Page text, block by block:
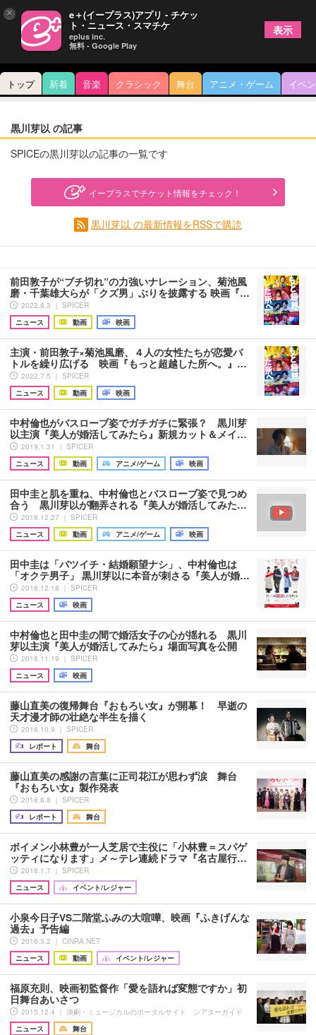
トップ 新着 音楽 クラシック 舞台 アニメ・ゲーム イベ
黒川芽以 の記事
SPICEの黒川芽以の記事の一覧です
イープラスでチケット情報をチェック！
黒川芽以 の最新情報をRSSで購読
前田敦子が“ブチ切れ”の力強いナレーション、菊池風
磨・千葉雄大らが「クズ男」ぶりを披露する 映画『…
2022.8.3 ｜ SPICER
ニュース
動画 映画
主演・前田敦子×菊池風磨、４人の女性たちが恋愛バ
トルを繰り広げる 映画『もっと超越した所へ。』…
2022.7.5 ｜ SPICER
ニュース
動画 映画
中村倫也がバスローブ姿でガチガチに緊張？ 黒川芽
以主演『美人が婚活してみたら』新規カット＆メイ…
2019.1.31 ｜ SPICER
ニュース
動画 アニメ/ゲーム 映画
田中圭と肌を重ね、中村倫也とバスローブ姿で見つめ
合う 黒川芽以が翻弄される『美人が婚活してみた…
2018.12.27 ｜ SPICER
ニュース
動画 アニメ/ゲーム 映画
田中圭は「バツイチ・結婚願望ナシ」、中村倫也は
「オクテ男子」 黒川芽以に本音が刺さる『美人が婚…
2018.12.18 ｜ SPICER
ニュース
映画
中村倫也と田中圭の間で婚活女子の心が揺れる 黒川
芽以主演『美人が婚活してみたら』場面写真を公開
2018.11.19 ｜ SPICER
ニュース
映画
藤山直美の復帰舞台『おもろい女』が開幕！ 早逝の
天才漫才師の壮絶な半生を描く
2018.10.9 ｜ SPICER
レポート
舞台
藤山直美の感謝の言葉に正司花江が思わず涙 舞台
『おもろい女』製作発表
2018.8.8 ｜ SPICER
レポート
舞台
ボイメン小林豊が一人芝居で主役に「小林豊＝スパゲ
ッティになります」メ～テレ連続ドラマ『名古屋行…
2018.1.7 ｜ SPICER
ニュース
イベント/レジャー
小泉今日子VS二階堂ふみの大喧嘩、映画『ふきげんな
過去』予告編
2016.3.2 ｜ CINRA.NET
ニュース
動画 イベント/レジャー
福原充則、映画初監督作「愛を語れば変態ですか」初
日舞台あいさつ
2015.12.4 ｜ 演劇・ミュージカルのポータルサイト シアターガイド
ニュース
舞台
× e＋(イープラス)アプリ - チケッ
ト・ニュース・スマチケ
eplus inc.
無料 - Google Play
表示